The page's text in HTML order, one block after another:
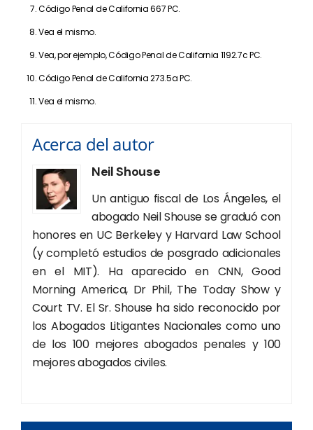
Código Penal de California 667 PC.
Vea el mismo.
Vea, por ejemplo, Código Penal de California 1192.7c PC.
Código Penal de California 273.5a PC.
Vea el mismo.
Acerca del autor
Neil Shouse
Un antiguo fiscal de Los Ángeles, el
abogado Neil Shouse se graduó con
honores en UC Berkeley y Harvard Law School
(y completó estudios de posgrado adicionales
en el MIT). Ha aparecido en CNN, Good
Morning America, Dr Phil, The Today Show y
Court TV. El Sr. Shouse ha sido reconocido por
los Abogados Litigantes Nacionales como uno
de los 100 mejores abogados penales y 100
mejores abogados civiles.